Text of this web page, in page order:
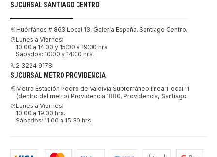
SUCURSAL SANTIAGO CENTRO
Huérfanos # 863 Local 13, Galería España. Santiago Centro.
Lunes a Viernes:
10:00 a 14:00 y 15:00 a 19:00 hrs.
Sábados: 10:00 a 14:00 hrs.
2 3224 9178
SUCURSAL METRO PROVIDENCIA
Metro Estación Pedro de Valdivia Subterráneo línea 1 local 11
(dentro del metro) Providencia 1880. Providencia, Santiago.
Lunes a Viernes:
10:00 a 19:00 hrs.
Sábados: 11:00 a 15:30 hrs.